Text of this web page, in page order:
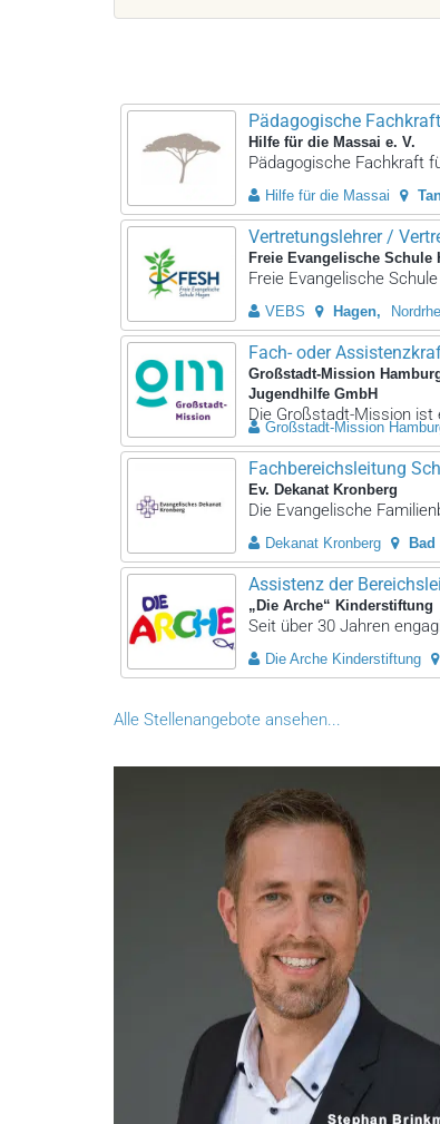
Pädagogische
Hilfe für die Massai e. V.
Pädagogische Fachkraft
Hilfe für die Massai
Vertretungslehrer /
Freie Evangelische Schule
Freie Evangelische
VEBS Hagen
Fach- oder
Großstadt-Mission
Jugendhilfe GmbH
Die Großstadt-Mission ist
Großstadt-Mission
Fachbereichsleitung
Ev. Dekanat Kronberg
Die Evangelische
Dekanat Kronberg
Assistenz der
„Die Arche“ Kinderstiftung
Seit über 30 Jahren
Die Arche Kinderstiftung
Alle Stellenangebote ansehen...